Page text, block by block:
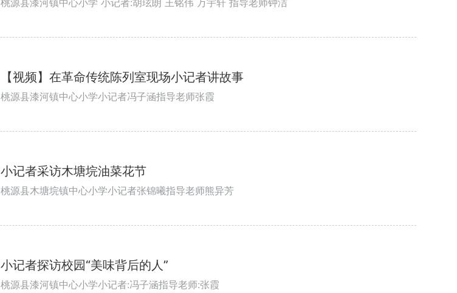
桃源县漆河镇中心小学 小记者:胡玹朗 王铭伟 万宇轩 指导老师钟洁
【视频】在革命传统陈列室现场小记者讲故事
桃源县漆河镇中心小学小记者冯子涵指导老师张霞
小记者采访木塘垸油菜花节
桃源县木塘垸镇中心小学小记者张锦曦指导老师熊异芳
小记者探访校园“美味背后的人”
桃源县漆河镇中心小学小记者:冯子涵指导老师:张霞